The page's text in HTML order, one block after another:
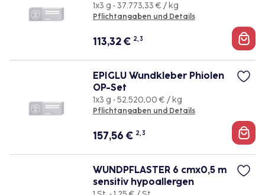
1x3 g • 37.773,33 € / kg
Pflichtangaben und Details
113,32€ 2, 3
EPIGLU Wundkleber Phiolen
OP-Set
1x3 g • 52.520,00 € / kg
Pflichtangaben und Details
157,56 € 2, 3
WUNDPFLASTER 6 cmx0,5 m
sensitiv hypoallergen